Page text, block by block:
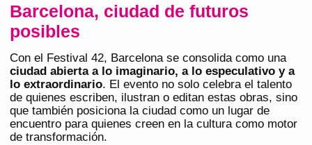
Barcelona, ciudad de futuros
posibles
Con el Festival 42, Barcelona se consolida como una
ciudad abierta a lo imaginario, a lo especulativo y a
lo extraordinario. El evento no solo celebra el talento
de quienes escriben, ilustran o editan estas obras, sino
que también posiciona la ciudad como un lugar de
encuentro para quienes creen en la cultura como motor
de transformación.